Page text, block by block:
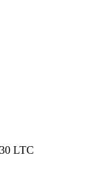
30 LTC